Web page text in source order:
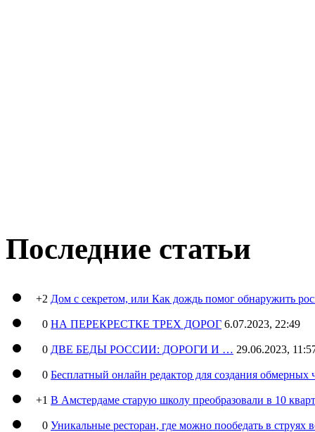
Последние статьи
+2 Дом с секретом, или Как дождь помог обнаружить
0 НА ПЕРЕКРЕСТКЕ ТРЕХ ДОРОГ 6.07.2023, 22:49
0 ДВЕ БЕДЫ РОССИИ: ДОРОГИ И … 29.06.2023,
0 Бесплатный онлайн редактор для создания обмерных
+1 В Амстердаме старую школу преобразовали в 10
0 Уникальные ресторан, где можно пообедать в струях